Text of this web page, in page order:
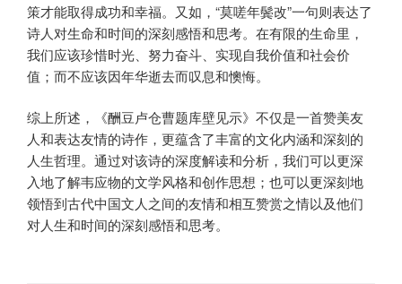
策才能取得成功和幸福。又如，“莫嗟年鬓改”一句则表达了
诗人对生命和时间的深刻感悟和思考。在有限的生命里，
我们应该珍惜时光、努力奋斗、实现自我价值和社会价
值；而不应该因年华逝去而叹息和懊悔。
综上所述，《酬豆卢仓曹题库壁见示》不仅是一首赞美友
人和表达友情的诗作，更蕴含了丰富的文化内涵和深刻的
人生哲理。通过对该诗的深度解读和分析，我们可以更深
入地了解韦应物的文学风格和创作思想；也可以更深刻地
领悟到古代中国文人之间的友情和相互赞赏之情以及他们
对人生和时间的深刻感悟和思考。